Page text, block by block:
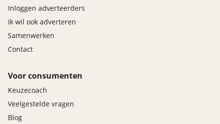
Inloggen adverteerders
Ik wil ook adverteren
Samenwerken
Contact
Voor consumenten
Keuzecoach
Veelgestelde vragen
Blog